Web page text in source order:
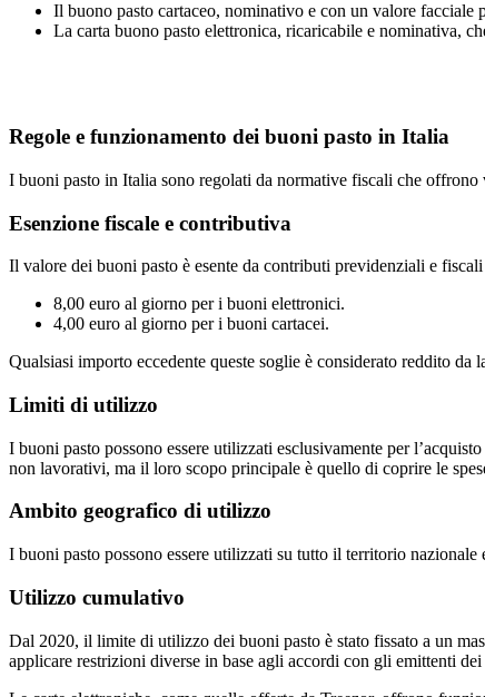
Il buono pasto cartaceo, nominativo e con un valore facciale
La carta buono pasto elettronica, ricaricabile e nominativa,
Regole e funzionamento dei buoni pasto in Italia
I buoni pasto in Italia sono regolati da normative fiscali che
Esenzione fiscale e contributiva
Il valore dei buoni pasto è esente da contributi previdenziali e
8,00 euro al giorno per i buoni elettronici.
4,00 euro al giorno per i buoni cartacei.
Qualsiasi importo eccedente queste soglie è considerato reddito da
Limiti di utilizzo
I buoni pasto possono essere utilizzati esclusivamente per
non lavorativi, ma il loro scopo principale è quello di coprire le
Ambito geografico di utilizzo
I buoni pasto possono essere utilizzati su tutto il territorio
Utilizzo cumulativo
Dal 2020, il limite di utilizzo dei buoni pasto è stato fissato a un
applicare restrizioni diverse in base agli accordi con gli emittenti